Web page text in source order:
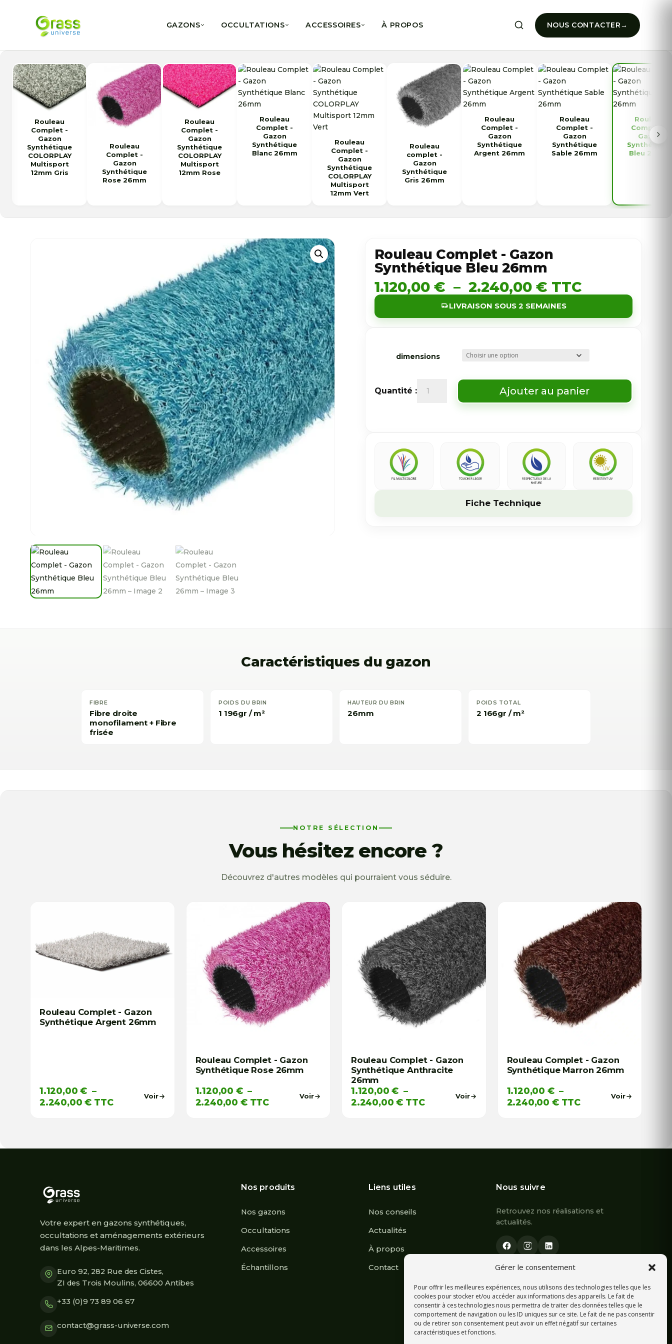
Gérer le consentement
Pour offrir les meilleures expériences, nous utilisons des technologies telles que les
cookies pour stocker et/ou accéder aux informations des appareils. Le fait de
consentir à ces technologies nous permettra de traiter des données telles que le
comportement de navigation ou les ID uniques sur ce site. Le fait de ne pas consentir
ou de retirer son consentement peut avoir un effet négatif sur certaines
caractéristiques et fonctions.
GAZONS OCCULTATIONS ACCESSOIRES À PROPOS NOUS CONTACTER
Rouleau
Complet -
Gazon
Synthétique
COLORPLAY
Multisport
12mm Gris
Rouleau
Complet -
Gazon
Synthétique
Rose 26mm
Rouleau
Complet -
Gazon
Synthétique
COLORPLAY
Multisport
12mm Rose
Rouleau
Complet -
Gazon
Synthétique
Blanc 26mm
Rouleau
Complet -
Gazon
Synthétique
COLORPLAY
Multisport
12mm Vert
Rouleau
complet -
Gazon
Synthétique
Gris 26mm
Rouleau
Complet -
Gazon
Synthétique
Argent 26mm
Rouleau
Complet -
Gazon
Synthétique
Sable 26mm
Rouleau
Complet -
Gazon
Synthétique
Bleu 26mm
Rouleau Complet - Gazon
Synthétique Bleu 26mm
1.120,00 € – 2.240,00 €Plage
de
prix :
2.240,00 €
TTC
LIVRAISON SOUS 2 SEMAINES
dimensions
quantité de Rouleau Complet - Gazon Synthétique Bleu 26mm
Ajouter au panier
Fiche Technique
Caractéristiques du gazon
FIBRE
Fibre droite
monofilament + Fibre
frisée
POIDS DU BRIN
1 196gr / m²
HAUTEUR DU BRIN
26mm
POIDS TOTAL
2 166gr / m²
NOTRE SÉLECTION
Vous hésitez encore ?
Découvrez d'autres modèles qui pourraient vous séduire.
Rouleau Complet - Gazon
Synthétique Argent 26mm
1.120,00€ –
2.240,00€Plage
à
TTC
Voir
Rouleau Complet - Gazon
Synthétique Rose 26mm
1.120,00 € –
2.240,00 €Plage
à
TTC
Voir
Rouleau Complet - Gazon
Synthétique Anthracite
26mm
1.120,00€ –
2.240,00€Plage
à
TTC
Voir
Rouleau Complet - Gazon
Synthétique Marron 26mm
1.120,00 € –
2.240,00 €Plage
à
TTC
Voir
Votre expert en gazons synthétiques,
occultations et aménagements extérieurs
dans les Alpes-Maritimes.
Euro 92, 282 Rue des Cistes,
ZI des Trois Moulins, 06600 Antibes
+33 (0)9 73 89 06 67
contact@grass-universe.com
Nos produits
Nos gazons
Occultations
Accessoires
Échantillons
Liens utiles
Nos conseils
Actualités
À propos
Contact
Nous suivre
Retrouvez nos réalisations et
actualités.